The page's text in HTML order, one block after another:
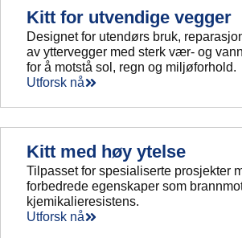
Kitt for utvendige vegger
Designet for utendørs bruk,
av yttervegger med sterk vær- og
for å motstå sol, regn og miljøforhold.
Utforsk nå
Kitt med høy ytelse
Tilpasset for spesialiserte prosjekter
forbedrede egenskaper som
kjemikalieresistens.
Utforsk nå